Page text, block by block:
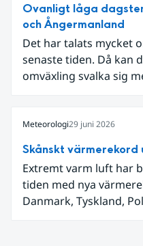
Ovanligt låga
och Ångermanland
Det har talats mycket
senaste tiden. Då kan
omväxling svalka sig
Meteorologi29 juni 2026
Skånskt
Extremt varm luft har
tiden med nya
Danmark, Tyskland,